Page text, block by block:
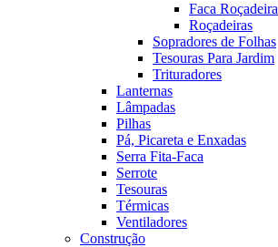
Faca Roçadeira
Roçadeiras
Sopradores de Folhas
Tesouras Para Jardim
Trituradores
Lanternas
Lâmpadas
Pilhas
Pá, Picareta e Enxadas
Serra Fita-Faca
Serrote
Tesouras
Térmicas
Ventiladores
Construção